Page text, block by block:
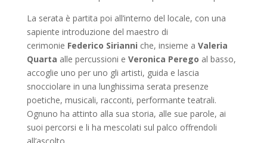
La serata è partita poi all’interno del locale, con una
sapiente introduzione del maestro di
cerimonie Federico Sirianni che, insieme a Valeria
Quarta alle percussioni e Veronica Perego al basso,
accoglie uno per uno gli artisti, guida e lascia
snocciolare in una lunghissima serata presenze
poetiche, musicali, racconti, performante teatrali.
Ognuno ha attinto alla sua storia, alle sue parole, ai
suoi percorsi e li ha mescolati sul palco offrendoli